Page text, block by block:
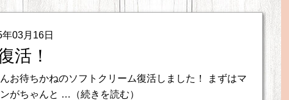
年03月16日
活！
お待ちかねのソフトクリーム復活しました！ まずはマ
がちゃんと …（続きを読む）